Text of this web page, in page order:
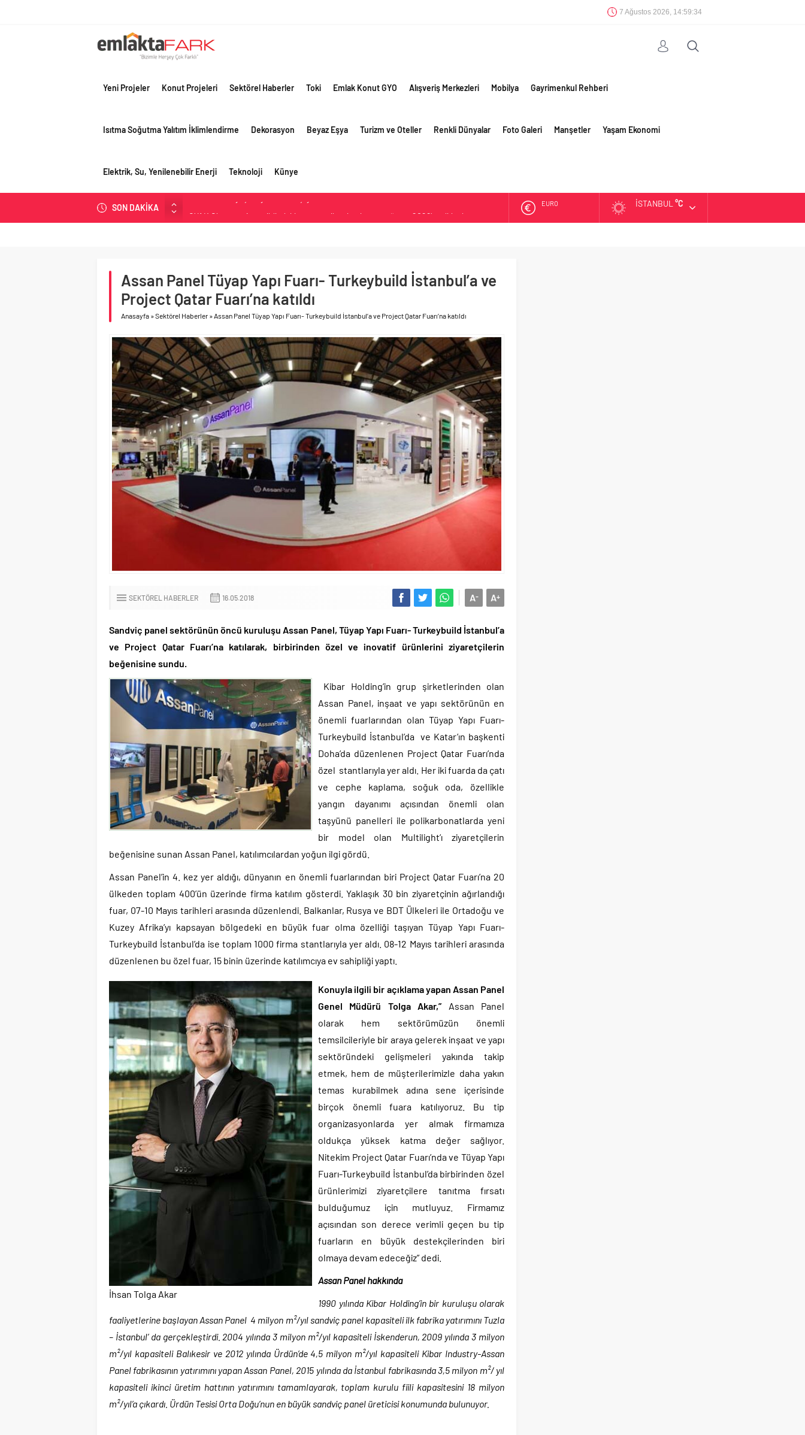
7 Ağustos 2026, 14:59:35
Yeni Projeler Konut Projeleri Sektörel Haberler Toki Emlak Konut GYO Alışveriş Merkezleri Mobilya Gayrimenkul Rehberi
Isıtma Soğutma Yalıtım İklimlendirme Dekorasyon Beyaz Eşya Turizm ve Oteller Renkli Dünyalar Foto Galeri Manşetler Yaşam Ekonomi
Elektrik, Su, Yenilenebilir Enerji Teknoloji Künye
SON DAKİKA
Birleşik Arap Emirlikleri’nin ilk yüksek hızlı demiryolu projesine Kalyon İnşaat imzası
İV Kandilli’de yaşam yakında başlıyor
ALTIN İSTANBUL °C
Assan Panel Tüyap Yapı Fuarı- Turkeybuild İstanbul’a ve
Project Qatar Fuarı’na katıldı
Anasayfa »Sektörel Haberler »Assan Panel Tüyap Yapı Fuarı- Turkeybuild İstanbul’a ve Project Qatar Fuarı’na katıldı
SEKTÖREL HABERLER 16.05.2018 A+
A-
Sandviç panel sektörünün öncü kuruluşu Assan Panel, Tüyap Yapı Fuarı- Turkeybuild İstanbul’a
ve Project Qatar Fuarı’na katılarak, birbirinden özel ve inovatif ürünlerini ziyaretçilerin
beğenisine sundu.
Kibar Holding’in grup şirketlerinden olan
Assan Panel, inşaat ve yapı sektörünün en
önemli fuarlarından olan Tüyap Yapı Fuarı-
Turkeybuild İstanbul’da ve Katar’ın başkenti
Doha’da düzenlenen Project Qatar Fuarı’nda
özel stantlarıyla yer aldı. Her iki fuarda da çatı
ve cephe kaplama, soğuk oda, özellikle
yangın dayanımı açısından önemli olan
taşyünü panelleri ile polikarbonatlarda yeni
bir model olan Multilight’ı ziyaretçilerin
beğenisine sunan Assan Panel, katılımcılardan yoğun ilgi gördü.
Assan Panel’in 4. kez yer aldığı, dünyanın en önemli fuarlarından biri Project Qatar Fuarı’na 20
ülkeden toplam 400’ün üzerinde firma katılım gösterdi. Yaklaşık 30 bin ziyaretçinin ağırlandığı
fuar, 07-10 Mayıs tarihleri arasında düzenlendi. Balkanlar, Rusya ve BDT Ülkeleri ile Ortadoğu ve
Kuzey Afrika’yı kapsayan bölgedeki en büyük fuar olma özelliği taşıyan Tüyap Yapı Fuarı-
Turkeybuild İstanbul’da ise toplam 1000 firma stantlarıyla yer aldı. 08-12 Mayıs tarihleri arasında
düzenlenen bu özel fuar, 15 binin üzerinde katılımcıya ev sahipliği yaptı.
İhsan Tolga Akar
Konuyla ilgili bir açıklama yapan Assan Panel
Genel Müdürü Tolga Akar,” Assan Panel
olarak hem sektörümüzün önemli
temsilcileriyle bir araya gelerek inşaat ve yapı
sektöründeki gelişmeleri yakında takip
etmek, hem de müşterilerimizle daha yakın
temas kurabilmek adına sene içerisinde
birçok önemli fuara katılıyoruz. Bu tip
organizasyonlarda yer almak firmamıza
oldukça yüksek katma değer sağlıyor.
Nitekim Project Qatar Fuarı’nda ve Tüyap Yapı
Fuarı-Turkeybuild İstanbul’da birbirinden özel
ürünlerimizi ziyaretçilere tanıtma fırsatı
bulduğumuz için mutluyuz. Firmamız
açısından son derece verimli geçen bu tip
fuarların en büyük destekçilerinden biri
olmaya devam edeceğiz” dedi.
Assan Panel hakkında
1990 yılında Kibar Holding’in bir kuruluşu olarak
faaliyetlerine başlayan Assan Panel 4 milyon m²/yıl sandviç panel kapasiteli ilk fabrika yatırımını Tuzla
– İstanbul’ da gerçekleştirdi. 2004 yılında 3 milyon m²/yıl kapasiteli İskenderun, 2009 yılında 3 milyon
m²/yıl kapasiteli Balıkesir ve 2012 yılında Ürdün’de 4,5 milyon m²/yıl kapasiteli Kibar Industry-Assan
Panel fabrikasının yatırımını yapan Assan Panel, 2015 yılında da İstanbul fabrikasında 3,5 milyon m²/ yıl
kapasiteli ikinci üretim hattının yatırımını tamamlayarak, toplam kurulu fiili kapasitesini 18 milyon
m²/yıl’a çıkardı. Ürdün Tesisi Orta Doğu’nun en büyük sandviç panel üreticisi konumunda bulunuyor.